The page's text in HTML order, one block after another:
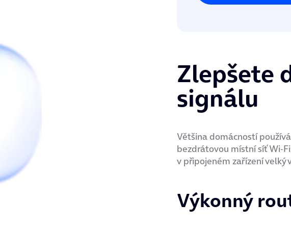
Zlepšete
signálu
Většina domácností
bezdrátovou místní síť Wi-
v připojeném zařízení velký
Výkonný